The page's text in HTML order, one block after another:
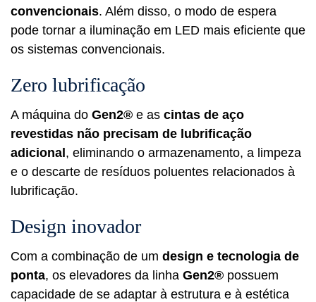
convencionais. Além disso, o modo de espera
pode tornar a iluminação em LED mais eficiente que
os sistemas convencionais.
Zero lubrificação
A máquina do Gen2® e as cintas de aço
revestidas não precisam de lubrificação
adicional, eliminando o armazenamento, a limpeza
e o descarte de resíduos poluentes relacionados à
lubrificação.
Design inovador
Com a combinação de um design e tecnologia de
ponta, os elevadores da linha Gen2® possuem
capacidade de se adaptar à estrutura e à estética